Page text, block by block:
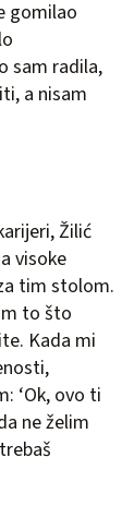
gomilao
sam radila,
a nisam
Žilić
visoke
tim stolom.
to što
Kada mi
‘Ok, ovo ti
ne želim